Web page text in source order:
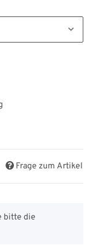
Frage zum Artikel
bitte die